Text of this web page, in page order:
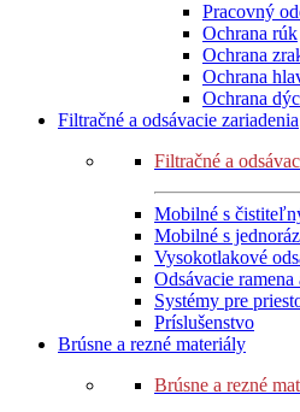
Pracovný
Ochrana rúk
Ochrana
Ochrana
Ochrana
Filtračné a odsávacie zariadenia
Filtračné a
Mobilné s
Mobilné s
Vysokotlakové
Odsávacie
Systémy pre
Príslušenstvo
Brúsne a rezné materiály
Brúsne a rezné